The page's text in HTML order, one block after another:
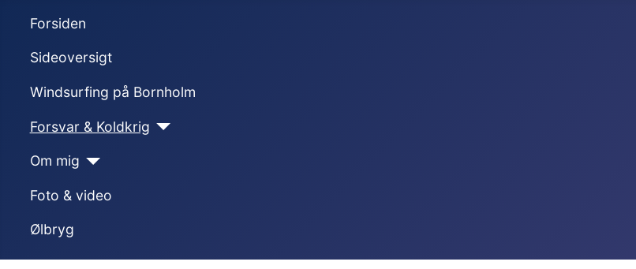
Forsiden
Sideoversigt
Windsurfing på Bornholm
Forsvar & Koldkrig
Om mig
Foto & video
Ølbryg